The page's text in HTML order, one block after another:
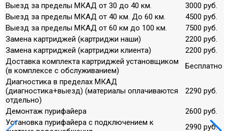
Выезд за пределы МКАД от 30 до 40 км.
3000 руб.
Выезд за пределы МКАД от 40 км. До 60 км.
4500 руб.
Выезд за пределы МКАД от 60 км до 100 км.
7500 руб.
Замена картриджей (картриджи наши)
2200 руб.
Замена картриджей (картриджи клиента)
2200 руб.
Доставка комплекта картриджей установщиком
(в комплексе с обслуживанием)
Бесплатно
Диагностика в пределах МКАД
(диагностика+выезд) (материалы оплачиваются
отдельно)
2290 руб.
Демонтаж пурифайера
2600 руб.
Установка пурифайера с подключением к
2990 руб.